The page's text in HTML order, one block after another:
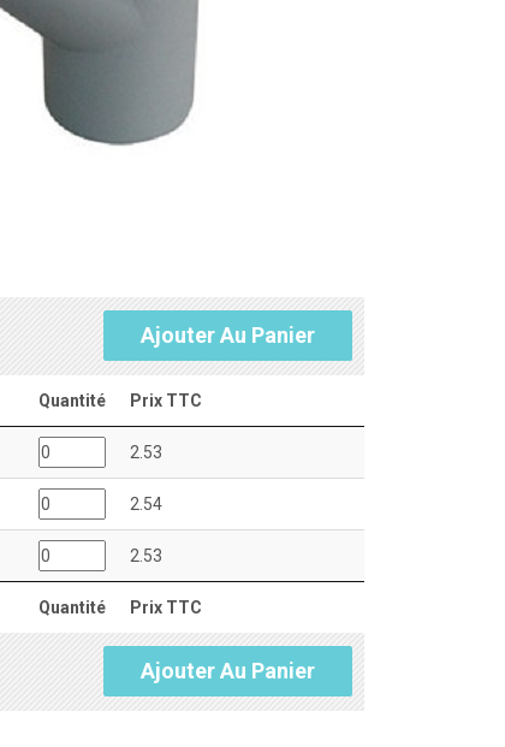
Ajouter Au Panier
Quantité Prix TTC
Quantité Prix TTC
2.53
2.54
2.53
Ajouter Au Panier